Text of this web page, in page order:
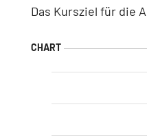
Das Kursziel für die